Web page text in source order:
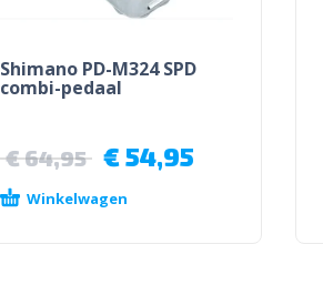
Shimano PD-M324 SPD
combi-pedaal
€64,95 €54,95
Winkelwagen